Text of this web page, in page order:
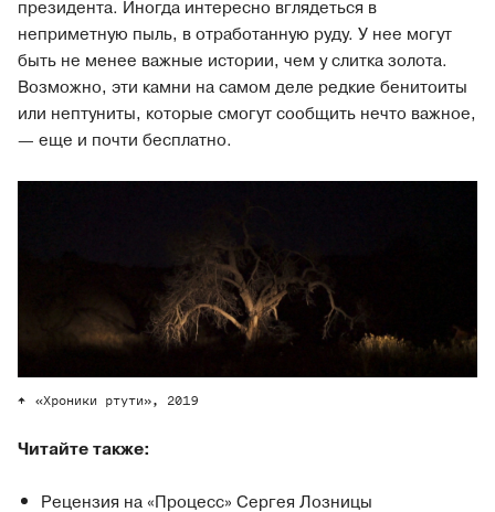
президента. Иногда интересно вглядеться в
неприметную пыль, в отработанную руду. У нее могут
быть не менее важные истории, чем у слитка золота.
Возможно, эти камни на самом деле редкие бенитоиты
или нептуниты, которые смогут сообщить нечто важное,
— еще и почти бесплатно.
«Хроники ртути», 2019
Читайте также:
Рецензия на «Процесс» Сергея Лозницы